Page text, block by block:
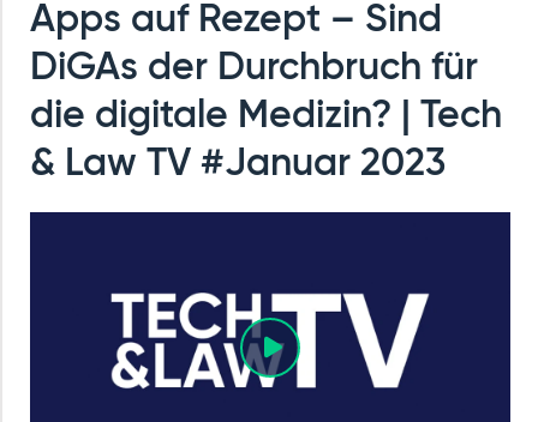
Apps auf Rezept – Sind
DiGAs der Durchbruch für
die digitale Medizin? | Tech
& Law TV #Januar 2023